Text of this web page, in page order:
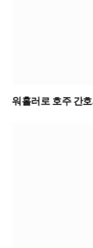
워홀러로 호주 간